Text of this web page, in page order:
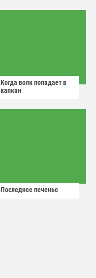
Когда волк попадает в
капкан
Последнее печенье